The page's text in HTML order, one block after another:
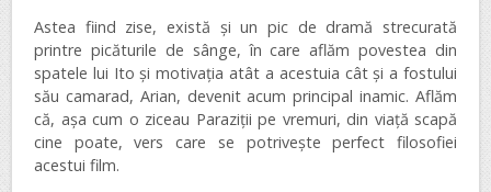
Astea fiind zise, există și un pic de dramă strecurată
printre picăturile de sânge, în care aflăm povestea din
spatele lui Ito și motivația atât a acestuia cât și a fostului
său camarad, Arian, devenit acum principal inamic. Aflăm
că, așa cum o ziceau Paraziții pe vremuri, din viață scapă
cine poate, vers care se potrivește perfect filosofiei
acestui film.